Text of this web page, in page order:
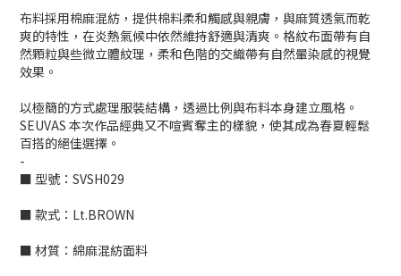
布料採用棉麻混紡，提供棉料柔和觸感與親膚，與麻質透氣而乾
爽的特性，在炎熱氣候中依然維持舒適與清爽。格紋布面帶有自
然顆粒與些微立體紋理，柔和色階的交織帶有自然暈染感的視覺
效果。
以極簡的方式處理服裝結構，透過比例與布料本身建立風格。
SEUVAS 本次作品經典又不喧賓奪主的樣貌，使其成為春夏輕鬆
百搭的絕佳選擇。
-
■ 型號：SVSH029
■ 款式：Lt.BROWN
■ 材質：綿麻混紡面料